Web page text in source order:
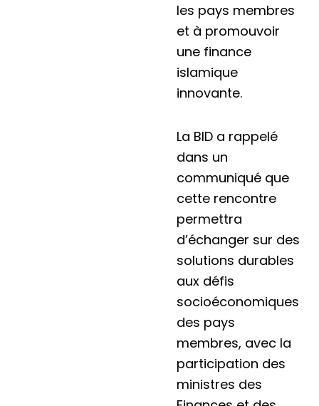
les pays membres
et à promouvoir
une finance
islamique
innovante.
La BID a rappelé
dans un
communiqué que
cette rencontre
permettra
d’échanger sur des
solutions durables
aux défis
socioéconomiques
des pays
membres, avec la
participation des
ministres des